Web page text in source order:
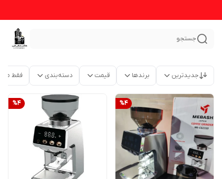
جستجو
جدیدترین برندها قیمت دسته‌بندی فقط
%4
%4